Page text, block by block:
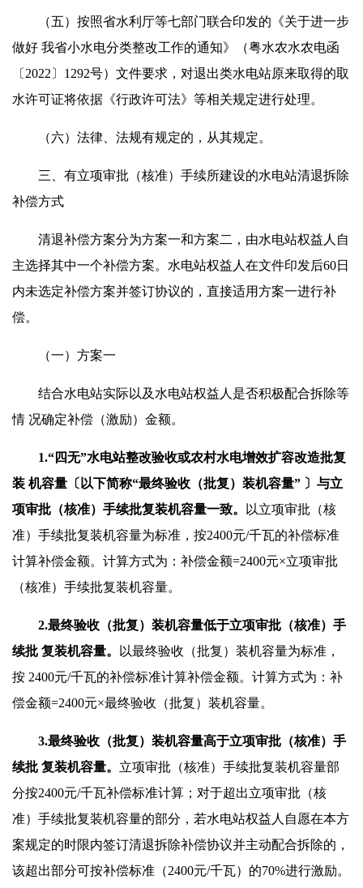
（五）按照省水利厅等七部门联合印发的《关于进一步
做好 我省小水电分类整改工作的通知》（粤水农水农电函
〔2022〕1292号）文件要求，对退出类水电站原来取得的取
水许可证将依据《行政许可法》等相关规定进行处理。
（六）法律、法规有规定的，从其规定。
三、有立项审批（核准）手续所建设的水电站清退拆除
补偿方式
清退补偿方案分为方案一和方案二，由水电站权益人自
主选择其中一个补偿方案。水电站权益人在文件印发后60日
内未选定补偿方案并签订协议的，直接适用方案一进行补
偿。
（一）方案一
结合水电站实际以及水电站权益人是否积极配合拆除等
情 况确定补偿（激励）金额。
1.“四无”水电站整改验收或农村水电增效扩容改造批复
装 机容量〔以下简称“最终验收（批复）装机容量” 〕与立
项审批 （核准）手续批复装机容量一致。
以立项审批（核
准）手续批复装机容量为标准，按2400元/千瓦的补偿标准
计算补偿金额。计算方式为：补偿金额=2400元×立项审批
（核准）手续批复装机容量。
2.最终验收（批复）装机容量低于立项审批（核准）手
续批 复装机容量。
以最终验收（批复）装机容量为标准，
按 2400元/千瓦的补偿标准计算补偿金额。计算方式为：补
偿金额=2400元×最终验收（批复）装机容量。
3.最终验收（批复）装机容量高于立项审批（核准）手
续批 复装机容量。 立项审批（核准）手续批复装机容量部
分按2400元/千瓦补偿标准计算；对于超出立项审批（核
准）手续批复装机容量的部分，若水电站权益人自愿在本方
案规定的时限内签订清退拆除补偿协议并主动配合拆除的，
该超出部分可按补偿标准（2400元/千瓦）的70%进行激励。